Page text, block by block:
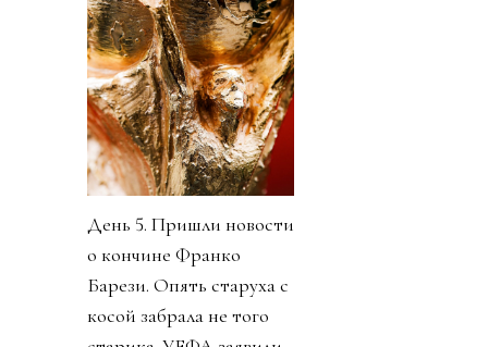
День 5. Пришли новости
о кончине Франко
Барези. Опять старуха с
косой забрала не того